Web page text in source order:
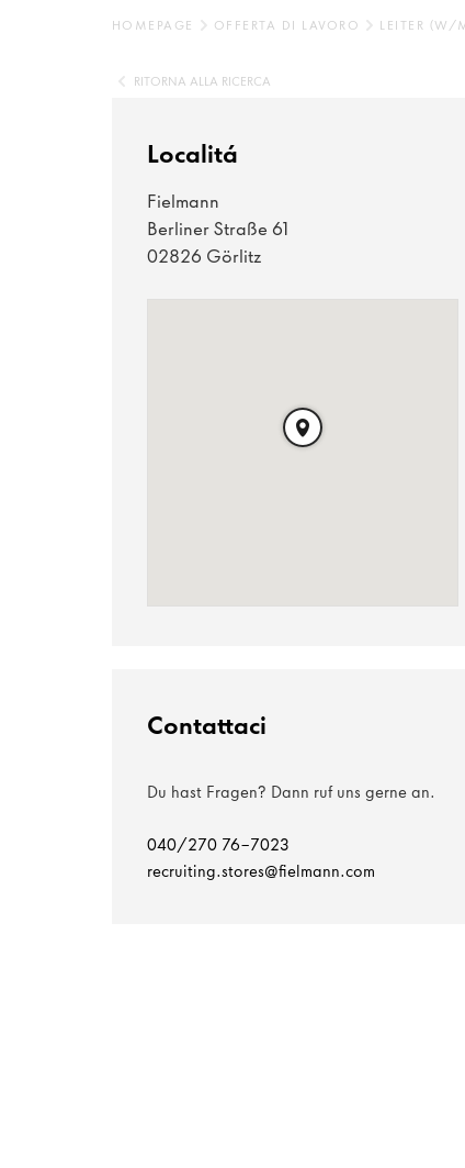
HOMEPAGE OFFERTA DI LAVORO LEITER (W/
RITORNA ALLA RICERCA
Localitá
Fielmann
Berliner Straße 61
02826 Görlitz
Contattaci
Du hast Fragen? Dann ruf uns gerne an.
040/270 76-7023
recruiting.stores@fielmann.com